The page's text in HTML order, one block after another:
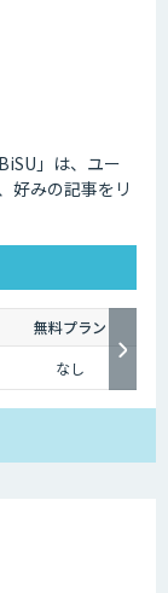
」は、ユー
好みの記事をリ
無料プラン
なし